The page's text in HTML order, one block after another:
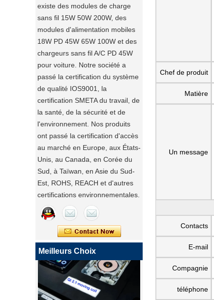
existe des modules de charge
sans fil 15W 50W 200W, des
modules d'alimentation mobiles
18W PD 45W 65W 100W et des
chargeurs sans fil A/C PD 45W
pour voiture. Notre société a
passé la certification du système
de qualité IOS9001, la
certification SMETA du travail, de
la santé, de la sécurité et de
l'environnement. Nos produits
ont passé la certification d'accès
au marché en Europe, aux États-
Unis, au Canada, en Corée du
Sud, à Taïwan, en Asie du Sud-
Est, ROHS, REACH et d'autres
certifications environnementales.
Meilleurs Choix
Chef de produit
Matière
Un message
Contacts
E-mail
Compagnie
téléphone